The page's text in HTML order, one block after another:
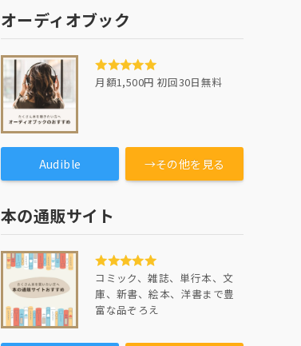
オーディオブック
月額1,500円 初回30日無料
Audible →その他を見る
本の通販サイト
コミック、雑誌、単行本、文
庫、新書、絵本、洋書まで豊
富な品ぞろえ